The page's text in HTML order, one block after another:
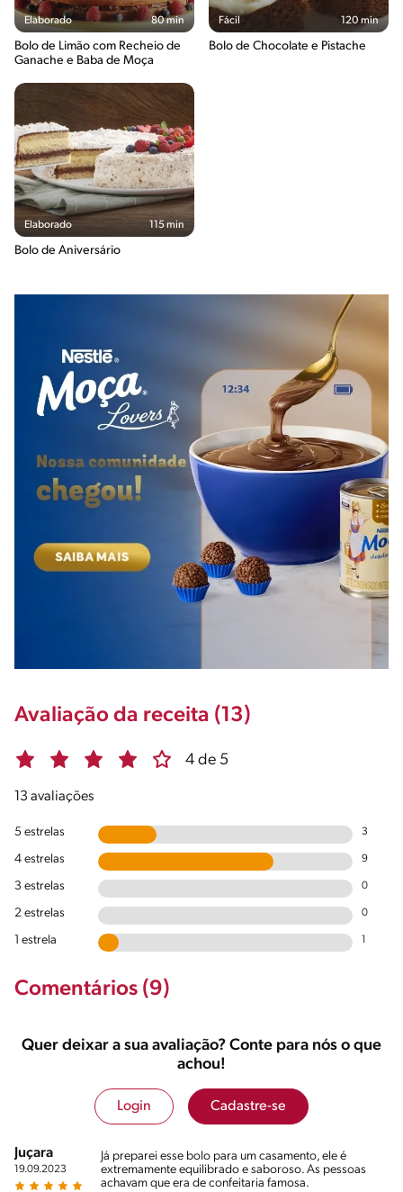
Elaborado 80 min
Bolo de Limão com Recheio de
Ganache e Baba de Moça
Fácil 120 min
Bolo de Chocolate e Pistache
Elaborado 115 min
Bolo de Aniversário
Avaliação da receita (13)
4 de 5
13 avaliações
5 estrelas 3
4 estrelas 9
3 estrelas 0
2 estrelas 0
1 estrela
Comentários (9)
Quer deixar a sua avaliação? Conte para nós o que
achou!
Login Cadastre-se
Juçara
19.09.2023
Já preparei esse bolo para um casamento, ele é
extremamente equilibrado e saboroso. As pessoas
achavam que era de confeitaria famosa.